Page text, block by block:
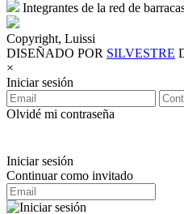
Integrantes de la red de
Copyright, Luissi
DISEÑADO POR SILVESTRE
×
Iniciar sesión
Olvidé mi contraseña
Iniciar sesión
Continuar como invitado